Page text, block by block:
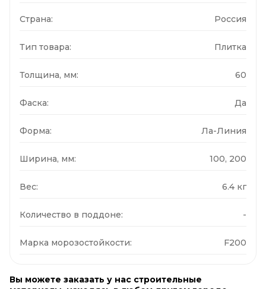
Страна: Россия
Тип товара: Плитка
Толщина, мм: 60
Фаска: Да
Форма: Ла-Линия
Ширина, мм: 100, 200
Вес: 6.4 кг
Количество в поддоне: -
Марка морозостойкости: F200
Вы можете заказать у нас строительные